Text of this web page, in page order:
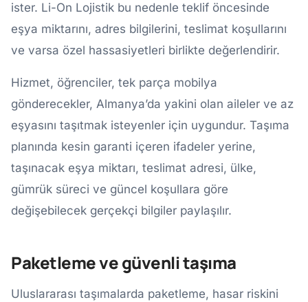
ister. Li-On Lojistik bu nedenle teklif öncesinde
eşya miktarını, adres bilgilerini, teslimat koşullarını
ve varsa özel hassasiyetleri birlikte değerlendirir.
Hizmet, öğrenciler, tek parça mobilya
gönderecekler, Almanya’da yakini olan aileler ve az
eşyasını taşıtmak isteyenler için uygundur. Taşıma
planında kesin garanti içeren ifadeler yerine,
taşınacak eşya miktarı, teslimat adresi, ülke,
gümrük süreci ve güncel koşullara göre
değişebilecek gerçekçi bilgiler paylaşılır.
Paketleme ve güvenli taşıma
Uluslararası taşımalarda paketleme, hasar riskini